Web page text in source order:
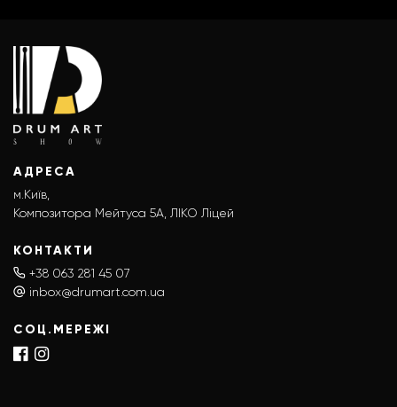
АДРЕСА
м.Київ,
Композитора Мейтуса 5А, ЛІКО Ліцей
КОНТАКТИ
+38 063 281 45 07
inbox@drumart.com.ua
СОЦ.МЕРЕЖІ